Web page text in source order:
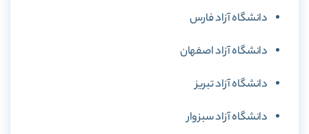
دانشگاه آزاد فارس
دانشگاه آزاد اصفهان
دانشگاه آزاد تبریز
دانشگاه آزاد سبزوار